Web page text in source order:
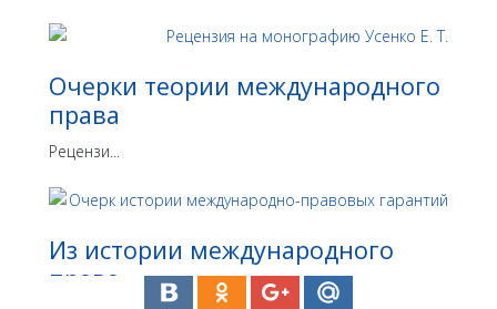
Очерки теории международного
права
Рецензи...
Из истории международного
права